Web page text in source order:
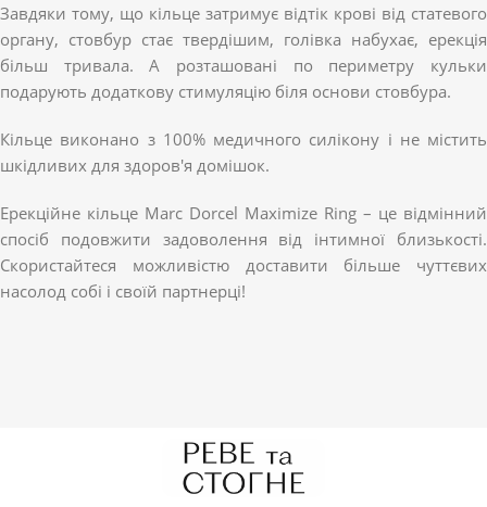
Завдяки тому, що кільце затримує відтік крові від статевого
органу, стовбур стає твердішим, голівка набухає, ерекція
більш тривала. А розташовані по периметру кульки
подарують додаткову стимуляцію біля основи стовбура.
Кільце виконано з 100% медичного силікону і не містить
шкідливих для здоров'я домішок.
Ерекційне кільце Marc Dorcel Maximize Ring – це відмінний
спосіб подовжити задоволення від інтимної близькості.
Скористайтеся можливістю доставити більше чуттєвих
насолод собі і своїй партнерці!